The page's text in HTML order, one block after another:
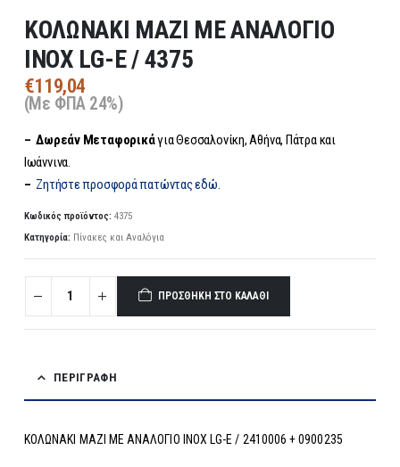
ΚΟΛΩΝΑΚΙ ΜΑΖΙ ΜΕ ΑΝΑΛΟΓΙΟ
ΙΝΟΧ LG-E / 4375
€119,04
(Με ΦΠΑ 24%)
– Δωρεάν Μεταφορικάγια Θεσσαλονίκη, Αθήνα, Πάτρα και
Ιωάννινα.
– Ζητήστε προσφορά πατώντας εδώ.
Κωδικός προϊόντος: 4375
Κατηγορία: Πίνακες και Αναλόγια
ΠΡΟΣΘΉΚΗ ΣΤΟ ΚΑΛΆΘΙ
ΠΕΡΙΓΡΑΦΉ
ΚΟΛΩΝΑΚΙ ΜΑΖΙ ΜΕ ΑΝΑΛΟΓΙΟ ΙΝΟΧ LG-E / 2410006 + 0900235